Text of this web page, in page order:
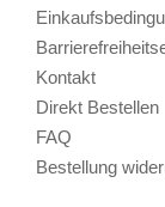
Kontakt
Direkt Bestellen
FAQ
Bestellung